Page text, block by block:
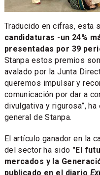
Traducido en cifras, esta
candidaturas -un 24%
presentadas por 39
Stanpa estos premios
avalado por la Junta
queremos impulsar y
comunicación por dar a
divulgativa y rigurosa”,
general de Stanpa.
El artículo ganador en la
del sector ha sido "El
mercados y la
publicado en el diario